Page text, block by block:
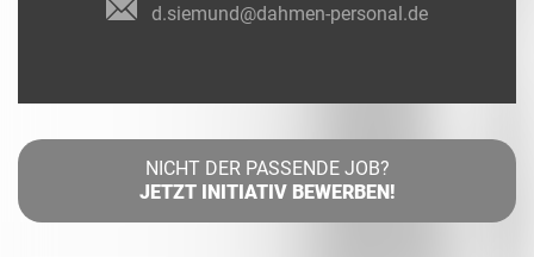
d.siemund@dahmen-personal.de
NICHT DER PASSENDE JOB?
JETZT INITIATIV BEWERBEN!